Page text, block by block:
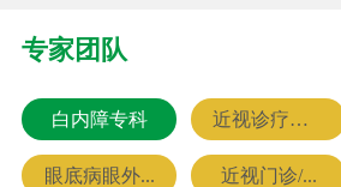
专家团队
白内障专科 近视诊疗专科
眼底病眼外... 近视门诊/...